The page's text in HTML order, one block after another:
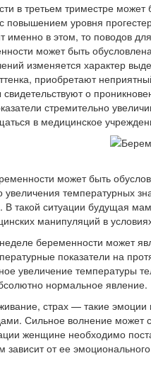
в третьем триместре может
уровня
именно в этом, то поводов
может быть
изменяется характер
приобретают
о
стремительно
в медицинское
может быть
температурных
такой ситуации будущая
манипуляций в
беременности может
показатели на
увеличение температуры
нормальное явление.
страх — такие
Сильное волнение может
женщине необходимо
от ее